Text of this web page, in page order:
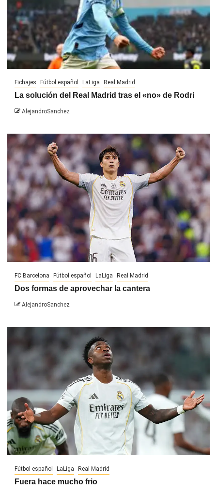
Fichajes Fútbol español LaLiga Real Madrid
La solución del Real Madrid tras el «no» de Rodri
AlejandroSanchez
FC Barcelona Fútbol español LaLiga Real Madrid
Dos formas de aprovechar la cantera
AlejandroSanchez
Fútbol español LaLiga Real Madrid
Fuera hace mucho frio